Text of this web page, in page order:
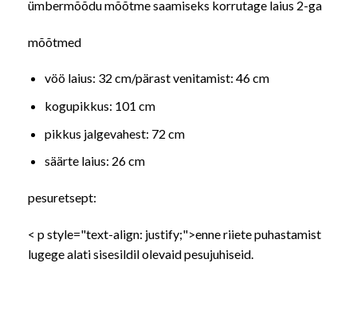
ümbermõõdu mõõtme saamiseks korrutage laius 2-ga
mõõtmed
vöö laius: 32 cm/pärast venitamist: 46 cm
kogupikkus: 101 cm
pikkus jalgevahest: 72 cm
säärte laius: 26 cm
pesuretsept:
< p style="text-align: justify;">enne riiete puhastamist
lugege alati sisesildil olevaid pesujuhiseid.